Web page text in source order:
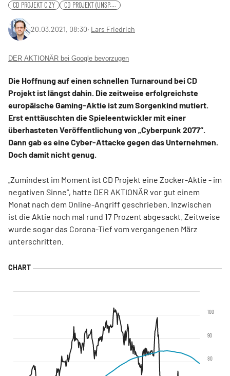
CD PROJEKT C ZY CD PROJEKT (UNSP....
20.03.2021, 08:30‧ Lars Friedrich
DER AKTIONÄR bei Google bevorzugen
Die Hoffnung auf einen schnellen Turnaround bei CD
Projekt ist längst dahin. Die zeitweise erfolgreichste
europäische Gaming-Aktie ist zum Sorgenkind mutiert.
Erst enttäuschten die Spieleentwickler mit einer
überhasteten Veröffentlichung von „Cyberpunk 2077“.
Dann gab es eine Cyber-Attacke gegen das Unternehmen.
Doch damit nicht genug.
„Zumindest im Moment ist CD Projekt eine Zocker-Aktie - im
negativen Sinne“, hatte DER AKTIONÄR vor gut einem
Monat nach dem Online-Angriff geschrieben. Inzwischen
ist die Aktie noch mal rund 17 Prozent abgesackt. Zeitweise
wurde sogar das Corona-Tief vom vergangenen März
unterschritten.
80
90
100